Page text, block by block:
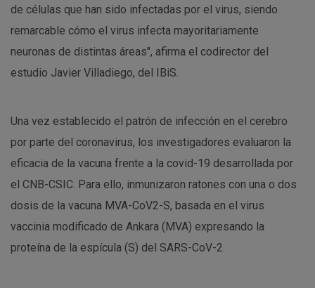
de células que han sido infectadas por el virus, siendo
remarcable cómo el virus infecta mayoritariamente
neuronas de distintas áreas", afirma el codirector del
estudio Javier Villadiego, del IBiS.
Una vez establecido el patrón de infección en el cerebro
por parte del coronavirus, los investigadores evaluaron la
eficacia de la vacuna frente a la covid-19 desarrollada por
el CNB-CSIC. Para ello, inmunizaron ratones con una o dos
dosis de la vacuna MVA-CoV2-S, basada en el virus
vaccinia modificado de Ankara (MVA) expresando la
proteína de la espícula (S) del SARS-CoV-2.